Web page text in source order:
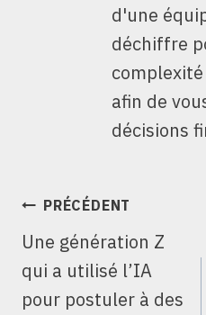
d'une
déchiffre
afin de
décisions
NAVIGATION
L’ARTICLE
PRÉCÉDENT
Une génération Z
qui a utilisé l’IA
pour postuler à des